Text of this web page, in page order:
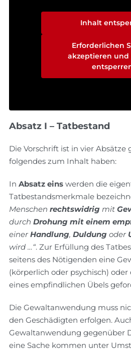
Inhalt
Erforderlichen
akzeptieren und
Absatz I – Tatbestand
Die Vorschrift ist in vier Absätze
folgendes zum Inhalt haben:
InAbsatz eins werden die
Tatbestandsmerkmale
Menschenrechtswidrig mit
durchDrohung mit einem
einerHandlung,Duldung oder
wird …“. Zur Erfüllung des
seitens des Nötigenden eine
(körperlich oder psychisch)
eines empfindlichen Übels
Die Gewaltanwendung muss
den Geschädigten erfolgen.
Gewaltanwendung gegenüber
eine Sache kommen unter